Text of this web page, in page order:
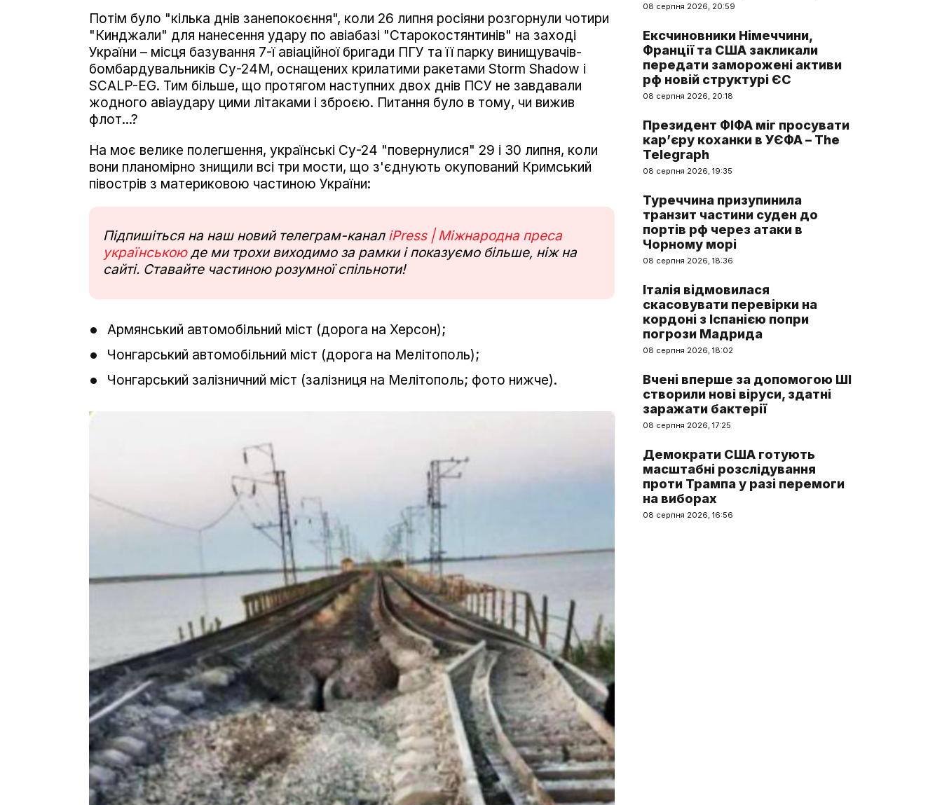
Потім було "кілька днів занепокоєння", коли 26 липня росіяни розгорнули чотири
"Кинджали" для нанесення удару по авіабазі "Старокостянтинів" на заході
України – місця базування 7-ї авіаційної бригади ПГУ та її парку винищувачів-
бомбардувальників Су-24М, оснащених крилатими ракетами Storm Shadow і
SCALP-EG. Тим більше, що протягом наступних двох днів ПСУ не завдавали
жодного авіаудару цими літаками і зброєю. Питання було в тому, чи вижив
флот...?
На моє велике полегшення, українські Су-24 "повернулися" 29 і 30 липня, коли
вони планомірно знищили всі три мости, що з'єднують окупований Кримський
півострів з материковою частиною України:
Підпишіться на наш новий телеграм-канал iPress | Міжнародна преса
українськоюде ми трохи виходимо за рамки і показуємо більше, ніж на
сайті. Ставайте частиною розумної спільноти!
Армянський автомобільний міст (дорога на Херсон);
Чонгарський автомобільний міст (дорога на Мелітополь);
Чонгарський залізничний міст (залізниця на Мелітополь; фото нижче).
08 серпня 2026, 20:59
Ексчиновники Німеччини,
Франції та США закликали
передати заморожені активи
рф новій структурі ЄС
08 серпня 2026, 20:18
Президент ФІФА міг просувати
кар’єру коханки в УЄФА – The
Telegraph
08 серпня 2026, 19:35
Туреччина призупинила
транзит частини суден до
портів рф через атаки в
Чорному морі
08 серпня 2026, 18:36
Італія відмовилася
скасовувати перевірки на
кордоні з Іспанією попри
погрози Мадрида
08 серпня 2026, 18:02
Вчені вперше за допомогою ШІ
створили нові віруси, здатні
заражати бактерії
08 серпня 2026, 17:25
Демократи США готують
масштабні розслідування
проти Трампа у разі перемоги
на виборах
08 серпня 2026, 16:56